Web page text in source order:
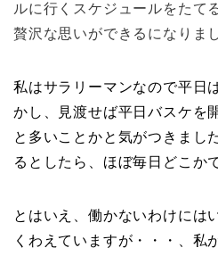
ルに行くスケジュールをたて
贅沢な思いができるになりま
私はサラリーマンなので平日
かし、見渡せば平日バスケを
と多いことかと気がつきまし
るとしたら、ほぼ毎日どこか
とはいえ、働かないわけには
くわえていますが・・・、私